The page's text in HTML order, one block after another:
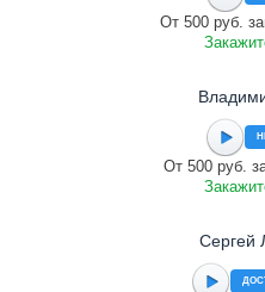
От 500 руб.
От 500 руб.
Сергей